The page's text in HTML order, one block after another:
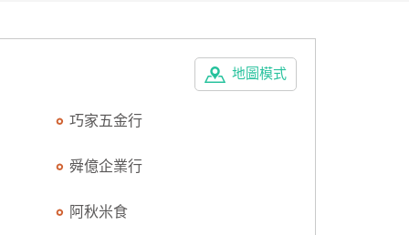
地圖模式
巧家五金行
舜億企業行
阿秋米食